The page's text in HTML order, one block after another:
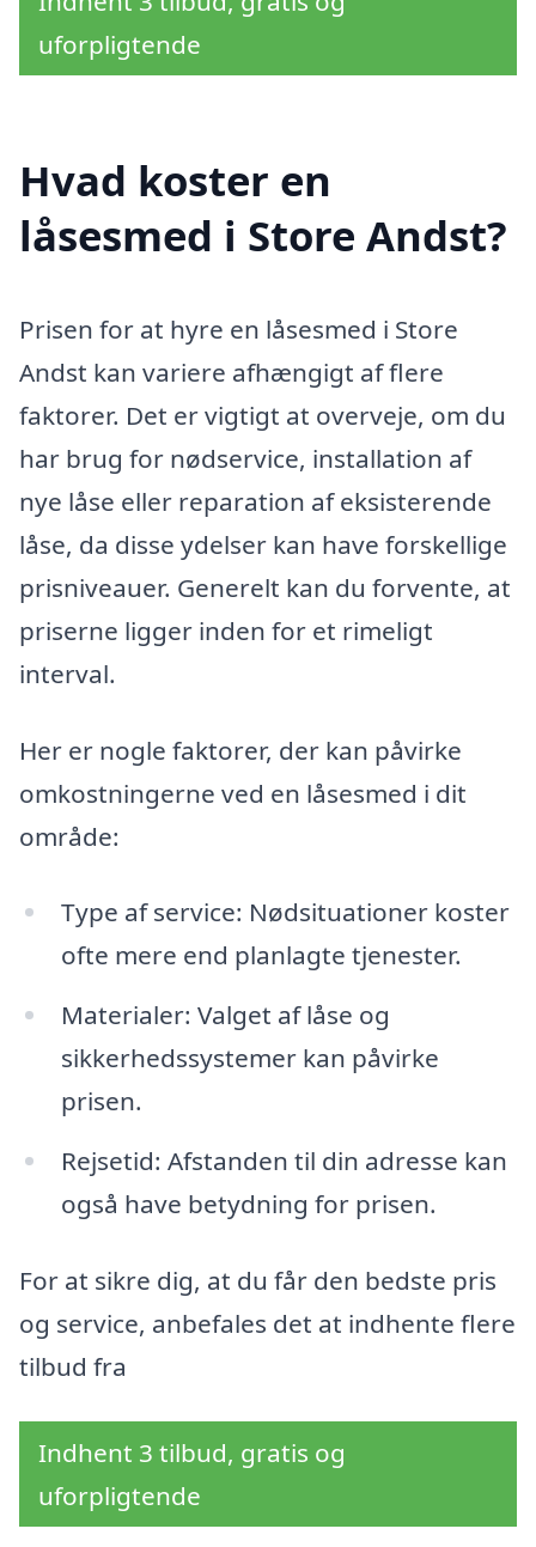
uforpligtende
Hvad koster en
låsesmed i Store Andst?
Prisen for at hyre en låsesmed i Store
Andst kan variere afhængigt af flere
faktorer. Det er vigtigt at overveje, om du
har brug for nødservice, installation af
nye låse eller reparation af eksisterende
låse, da disse ydelser kan have forskellige
prisniveauer. Generelt kan du forvente, at
priserne ligger inden for et rimeligt
interval.
Her er nogle faktorer, der kan påvirke
omkostningerne ved en låsesmed i dit
område:
Type af service: Nødsituationer koster
ofte mere end planlagte tjenester.
Materialer: Valget af låse og
sikkerhedssystemer kan påvirke
prisen.
Rejsetid: Afstanden til din adresse kan
også have betydning for prisen.
For at sikre dig, at du får den bedste pris
og service, anbefales det at indhente flere
tilbud fra
Indhent 3 tilbud, gratis og
uforpligtende